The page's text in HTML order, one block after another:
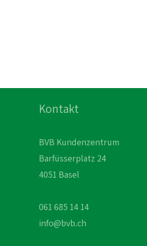
Kontakt
BVB Kundenzentrum
Barfüsserplatz 24
4051 Basel
061 685 14 14
info@bvb.ch